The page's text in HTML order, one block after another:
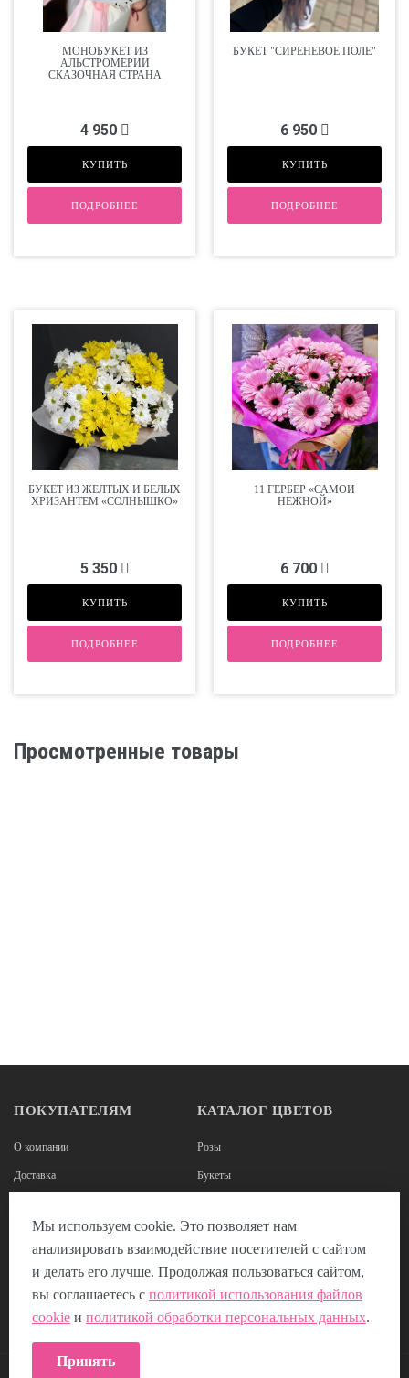
МОНОБУКЕТ ИЗ
АЛЬСТРОМЕРИИ
СКАЗОЧНАЯ СТРАНА
4 950
КУПИТЬ
ПОДРОБНЕЕ
БУКЕТ "СИРЕНЕВОЕ ПОЛЕ"
6 950
КУПИТЬ
ПОДРОБНЕЕ
БУКЕТ ИЗ ЖЕЛТЫХ И БЕЛЫХ
ХРИЗАНТЕМ «СОЛНЫШКО»
5 350
КУПИТЬ
ПОДРОБНЕЕ
11 ГЕРБЕР «САМОЙ
НЕЖНОЙ»
6 700
КУПИТЬ
ПОДРОБНЕЕ
Просмотренные товары
ПОКУПАТЕЛЯМ
О компании
Доставка
Наши реквизиты
Политика использования Cookie
КАТАЛОГ ЦВЕТОВ
Розы
Букеты
Цветы в коробках
Мы используем cookie. Это позволяет нам
анализировать взаимодействие посетителей с сайтом
и делать его лучше. Продолжая пользоваться сайтом,
вы соглашаетесь с политикой использования файлов
cookie и политикой обработки персональных данных.
Принять